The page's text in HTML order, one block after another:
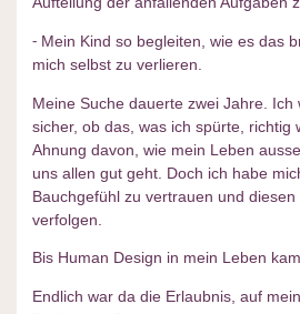
⁃ Mein Kind so begleiten, wie es das
mich selbst zu verlieren.
Meine Suche dauerte zwei Jahre.
sicher, ob das, was ich spürte, richtig
Ahnung davon, wie mein Leben
uns allen gut geht. Doch ich habe
Bauchgefühl zu vertrauen und
verfolgen.
Bis Human Design in mein Leben
Endlich war da die Erlaubnis, auf